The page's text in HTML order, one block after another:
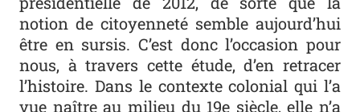
notion de citoyenneté semble aujourd’hui
être en sursis. C’est donc l’occasion pour
nous, à travers cette étude, d’en retracer
l’histoire. Dans le contexte colonial qui l’a
vue naître au milieu du 19e siècle, elle n’a